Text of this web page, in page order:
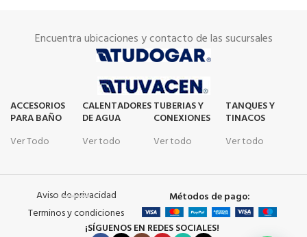
Encuentra ubicaciones y contacto de las sucursales
ACCESORIOS
PARA BAÑO
Ver Todo
CALENTADORES
DE AGUA
Ver todo
TUBERIAS Y
CONEXIONES
Ver todo
TANQUES Y
TINACOS
Ver todo
Aviso de privacidad
Terminos y condiciones
Métodos de pago:
¡SÍGUENOS EN REDES SOCIALES!